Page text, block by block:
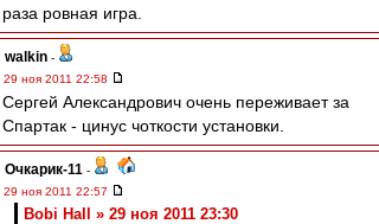
раза ровная игра.
walkin -
29 ноя 2011 22:58
Сергей Александрович очень переживает за
Спартак - цинус чоткости установки.
Очкарик-11 -
29 ноя 2011 22:57
Bobi Hall » 29 ноя 2011 23:30